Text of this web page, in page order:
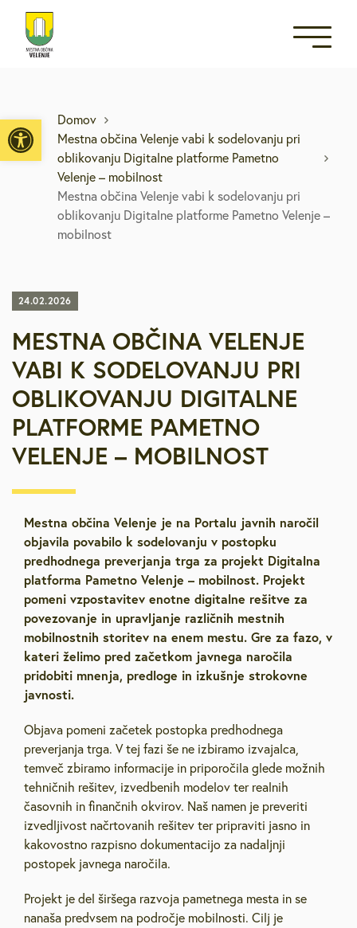
Open toolbar
Domov
Mestna občina Velenje vabi k sodelovanju pri
oblikovanju Digitalne platforme Pametno
Velenje – mobilnost
Mestna občina Velenje vabi k sodelovanju pri
oblikovanju Digitalne platforme Pametno Velenje –
mobilnost
24.02.2026
MESTNA OBČINA VELENJE
VABI K SODELOVANJU PRI
OBLIKOVANJU DIGITALNE
PLATFORME PAMETNO
VELENJE – MOBILNOST
Mestna občina Velenje je na Portalu javnih naročil
objavila povabilo k sodelovanju v postopku
predhodnega preverjanja trga za projekt Digitalna
platforma Pametno Velenje – mobilnost. Projekt
pomeni vzpostavitev enotne digitalne rešitve za
povezovanje in upravljanje različnih mestnih
mobilnostnih storitev na enem mestu. Gre za fazo, v
kateri želimo pred začetkom javnega naročila
pridobiti mnenja, predloge in izkušnje strokovne
javnosti.
Objava pomeni začetek postopka predhodnega
preverjanja trga. V tej fazi še ne izbiramo izvajalca,
temveč zbiramo informacije in priporočila glede možnih
tehničnih rešitev, izvedbenih modelov ter realnih
časovnih in finančnih okvirov. Naš namen je preveriti
izvedljivost načrtovanih rešitev ter pripraviti jasno in
kakovostno razpisno dokumentacijo za nadaljnji
postopek javnega naročila.
Projekt je del širšega razvoja pametnega mesta in se
nanaša predvsem na področje mobilnosti. Cilj je